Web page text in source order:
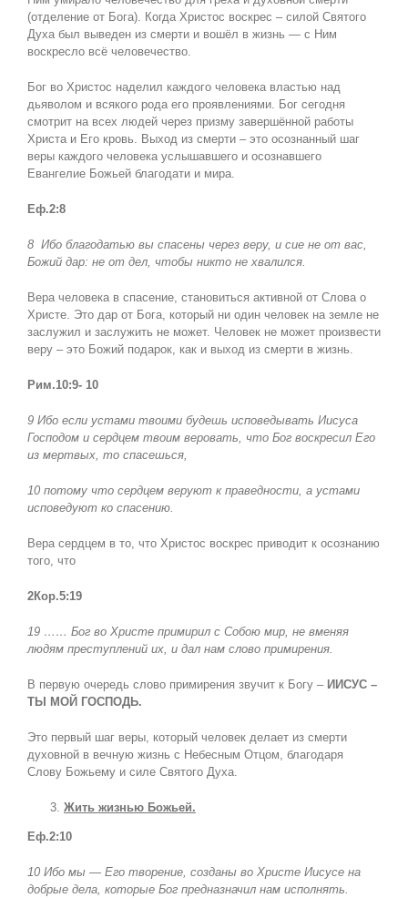
(отделение от Бога). Когда Христос воскрес – силой Святого
Духа был выведен из смерти и вошёл в жизнь — с Ним
воскресло всё человечество.
Бог во Христос наделил каждого человека властью над
дьяволом и всякого рода его проявлениями. Бог сегодня
смотрит на всех людей через призму завершённой работы
Христа и Его кровь. Выход из смерти – это осознанный шаг
веры каждого человека услышавшего и осознавшего
Евангелие Божьей благодати и мира.
Еф.2:8
8 Ибо благодатью вы спасены через веру, и сие не от вас,
Божий дар: не от дел, чтобы никто не хвалился.
Вера человека в спасение, становиться активной от Слова о
Христе. Это дар от Бога, который ни один человек на земле не
заслужил и заслужить не может. Человек не может произвести
веру – это Божий подарок, как и выход из смерти в жизнь.
Рим.10:9- 10
9 Ибо если устами твоими будешь исповедывать Иисуса
Господом и сердцем твоим веровать, что Бог воскресил Его
из мертвых, то спасешься,
10 потому что сердцем веруют к праведности, а устами
исповедуют ко спасению.
Вера сердцем в то, что Христос воскрес приводит к осознанию
того, что
2Кор.5:19
19 …… Бог во Христе примирил с Собою мир, не вменяя
людям преступлений их, и дал нам слово примирения.
В первую очередь слово примирения звучит к Богу – ИИСУС –
ТЫ МОЙ ГОСПОДЬ.
Это первый шаг веры, который человек делает из смерти
духовной в вечную жизнь с Небесным Отцом, благодаря
Слову Божьему и силе Святого Духа.
Жить жизнью Божьей.
Еф.2:10
10 Ибо мы — Его творение, созданы во Христе Иисусе на
добрые дела, которые Бог предназначил нам исполнять.